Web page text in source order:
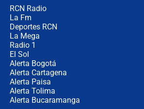
RCN Radio
La Fm
Deportes RCN
La Mega
Radio 1
El Sol
Alerta Bogotá
Alerta Cartagena
Alerta Paisa
Alerta Tolima
Alerta Bucaramanga